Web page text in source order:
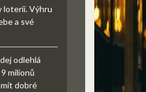
loterii. Výhru
a své
odlehlá
milionů
dobré